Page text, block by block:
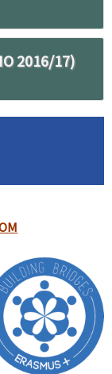
2016/17)